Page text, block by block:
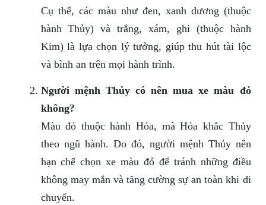
Cụ thể, các màu như đen, xanh dương (thuộc
hành Thủy) và trắng, xám, ghi (thuộc hành
Kim) là lựa chọn lý tưởng, giúp thu hút tài lộc
và bình an trên mọi hành trình.
Người mệnh Thủy có nên mua xe màu đỏ
không?
Màu đỏ thuộc hành Hỏa, mà Hỏa khắc Thủy
theo ngũ hành. Do đó, người mệnh Thủy nên
hạn chế chọn xe màu đỏ để tránh những điều
không may mắn và tăng cường sự an toàn khi di
chuyển.